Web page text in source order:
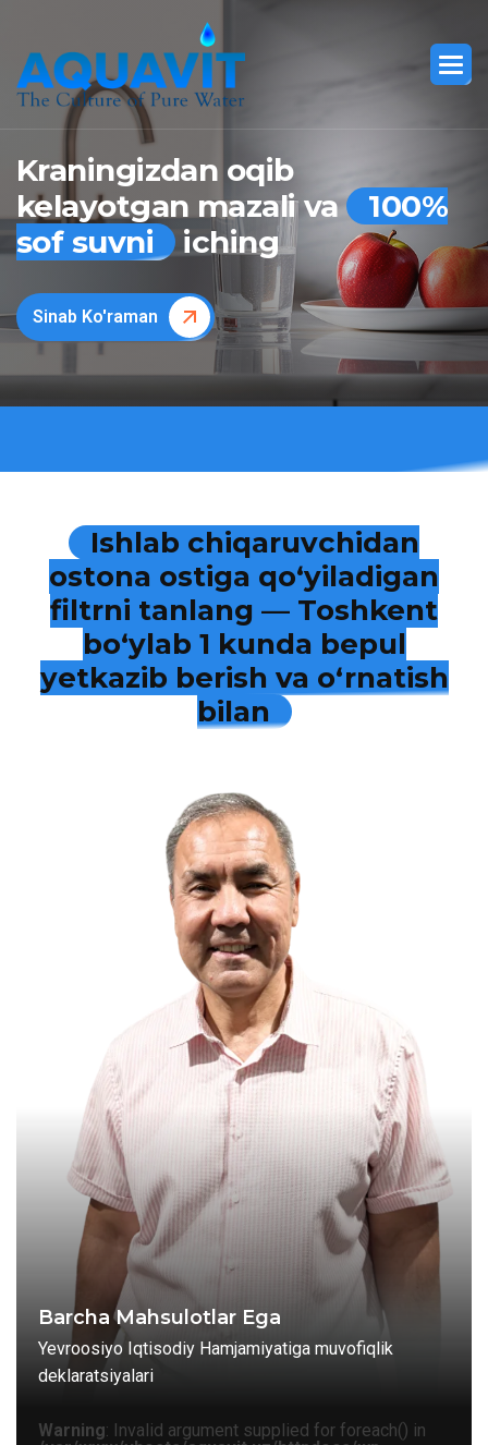
Kraningizdan oqib
kelayotgan mazali va
100%
sof suvni
iching
Sinab Ko'raman
Ishlab chiqaruvchidan
ostona ostiga qo‘yiladigan
filtrni tanlang — Toshkent
bo‘ylab 1 kunda bepul
yetkazib berish va o‘rnatish
bilan
Barcha Mahsulotlar Ega
Yevroosiyo Iqtisodiy Hamjamiyatiga muvofiqlik
deklaratsiyalari
Warning: Invalid argument supplied for foreach() in